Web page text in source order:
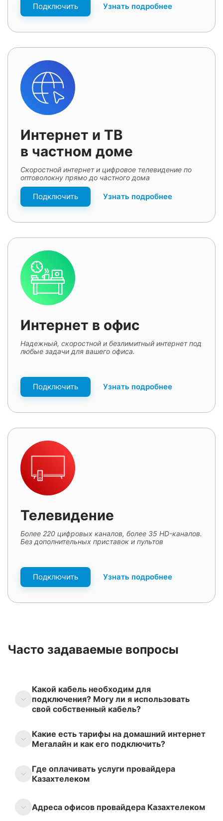
Подключить Узнать подробнее
Интернет и ТВ
в частном доме
Скоростной интернет и цифровое телевидение по
оптоволокну прямо до частного дома
Подключить Узнать подробнее
Интернет в офис
Надежный, скоростной и безлимитный интернет под
любые задачи для вашего офиса.
Подключить Узнать подробнее
Телевидение
Более 220 цифровых каналов, более 35 HD-каналов.
Без дополнительных приставок и пультов
Подключить Узнать подробнее
Часто задаваемые вопросы
Какой кабель необходим для
подключения? Могу ли я использовать
свой собственный кабель?
Какие есть тарифы на домашний интернет
Мегалайн и как его подключить?
Где оплачивать услуги провайдера
Казахтелеком
Адреса офисов провайдера Казахтелеком